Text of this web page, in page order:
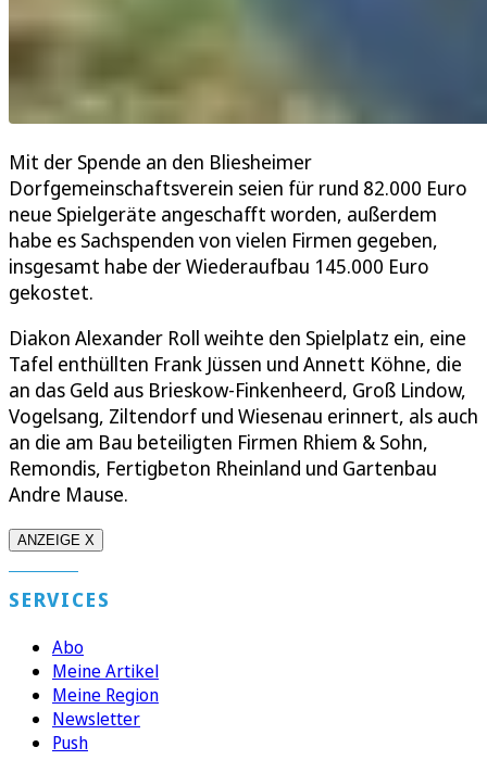
Mit der Spende an den Bliesheimer
Dorfgemeinschaftsverein seien für rund 82.000 Euro
neue Spielgeräte angeschafft worden, außerdem
habe es Sachspenden von vielen Firmen gegeben,
insgesamt habe der Wiederaufbau 145.000 Euro
gekostet.
Diakon Alexander Roll weihte den Spielplatz ein, eine
Tafel enthüllten Frank Jüssen und Annett Köhne, die
an das Geld aus Brieskow-Finkenheerd, Groß Lindow,
Vogelsang, Ziltendorf und Wiesenau erinnert, als auch
an die am Bau beteiligten Firmen Rhiem & Sohn,
Remondis, Fertigbeton Rheinland und Gartenbau
Andre Mause.
ANZEIGE X
SERVICES
Abo
Meine Artikel
Meine Region
Newsletter
Push